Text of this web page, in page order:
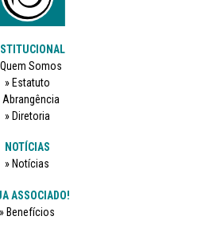
Quem Somos
Estatuto
Abrangência
Diretoria
NOTÍCIAS
Notícias
ASSOCIADO!
Benefícios